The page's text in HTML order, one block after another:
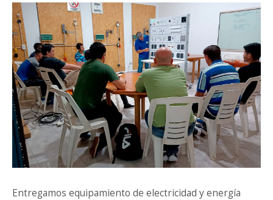
Entregamos equipamiento de electricidad y energía